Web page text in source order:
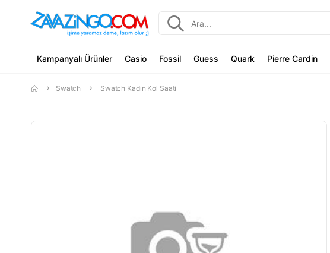
Kampanyalı Ürünler Casio Fossil Guess Quark Pierre Cardin
Swatch Swatch Kadın Kol Saati